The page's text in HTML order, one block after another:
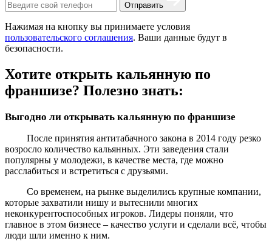
Отправить
Нажимая на кнопку вы принимаете условия
пользовательского соглашения. Ваши данные будут в
безопасности.
Хотите открыть кальянную по
франшизе? Полезно знать:
Выгодно ли открывать кальянную по франшизе
После принятия антитабачного закона в 2014 году резко
возросло количество кальянных. Эти заведения стали
популярны у молодежи, в качестве места, где можно
расслабиться и встретиться с друзьями.
Со временем, на рынке выделились крупные компании,
которые захватили нишу и вытеснили многих
неконкурентоспособных игроков. Лидеры поняли, что
главное в этом бизнесе – качество услуги и сделали всё, чтобы
люди шли именно к ним.